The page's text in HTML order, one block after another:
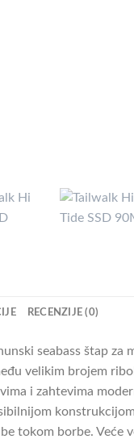
RECENZIJE (0)
seabass štap za
velikim brojem
i zahtevima
tokom borbe. Veće